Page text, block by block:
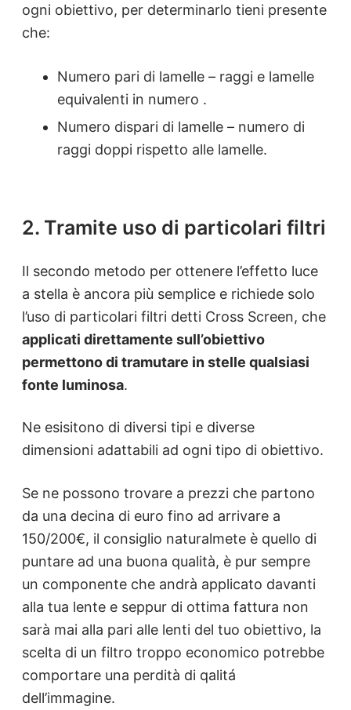
ogni obiettivo, per determinarlo tieni presente
che:
Numero pari di lamelle – raggi e lamelle
equivalenti in numero .
Numero dispari di lamelle – numero di
raggi doppi rispetto alle lamelle.
2. Tramite uso di particolari filtri
Il secondo metodo per ottenere l’effetto luce
a stella è ancora più semplice e richiede solo
l’uso di particolari filtri detti Cross Screen, che
applicati direttamente sull’obiettivo
permettono di tramutare in stelle qualsiasi
fonte luminosa.
Ne esisitono di diversi tipi e diverse
dimensioni adattabili ad ogni tipo di obiettivo.
Se ne possono trovare a prezzi che partono
da una decina di euro fino ad arrivare a
150/200€, il consiglio naturalmete è quello di
puntare ad una buona qualità, è pur sempre
un componente che andrà applicato davanti
alla tua lente e seppur di ottima fattura non
sarà mai alla pari alle lenti del tuo obiettivo, la
scelta di un filtro troppo economico potrebbe
comportare una perdità di qalitá
dell’immagine.